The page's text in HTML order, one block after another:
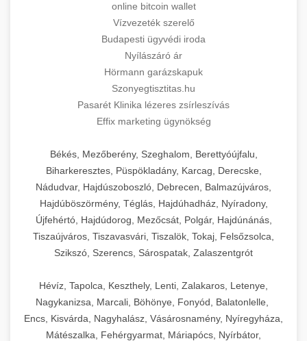
online bitcoin wallet
Vízvezeték szerelő
Budapesti ügyvédi iroda
Nyílászáró ár
Hörmann garázskapuk
Szonyegtisztitas.hu
Pasarét Klinika lézeres zsírleszívás
Effix marketing ügynökség
Békés, Mezőberény, Szeghalom, Berettyóújfalu,
Biharkeresztes, Püspökladány, Karcag, Derecske,
Nádudvar, Hajdúszoboszló, Debrecen, Balmazújváros,
Hajdúböszörmény, Téglás, Hajdúhadház, Nyíradony,
Újfehértó, Hajdúdorog, Mezőcsát, Polgár, Hajdúnánás,
Tiszaújváros, Tiszavasvári, Tiszalök, Tokaj, Felsőzsolca,
Szikszó, Szerencs, Sárospatak, Zalaszentgrót
Hévíz, Tapolca, Keszthely, Lenti, Zalakaros, Letenye,
Nagykanizsa, Marcali, Böhönye, Fonyód, Balatonlelle,
Encs, Kisvárda, Nagyhalász, Vásárosnamény, Nyíregyháza,
Mátészalka, Fehérgyarmat, Máriapócs, Nyírbátor,